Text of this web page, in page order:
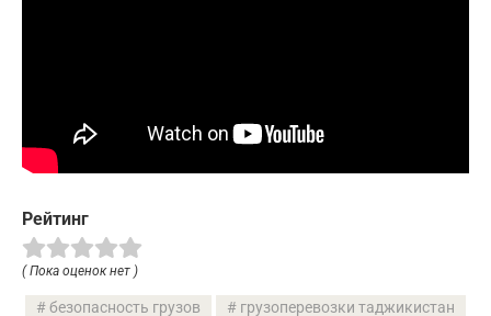
Рейтинг
( Пока оценок нет )
безопасность грузов
грузоперевозки таджикистан